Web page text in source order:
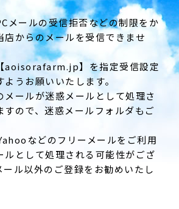
メールの受信拒否などの制限をか
店からのメールを受信できませ
aoisorafarm.jp】を指定受信設定
うお願いいたします。
メールが迷惑メールとして処理さ
すので、迷惑メールフォルダもご
などのフリーメールをご利用
ルとして処理される可能性がござ
ール以外のご登録をお勧めいたし